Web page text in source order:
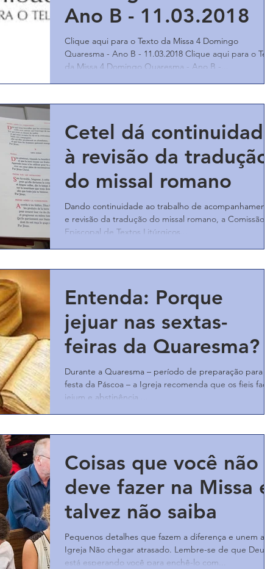
Ano B - 11.03.2018
Clique aqui para o Texto da Missa 4 Domingo
Quaresma - Ano B - 11.03.2018 Clique aqui para o
da Missa 4 Domingo Quaresma - Ano B -...
Cetel dá
à revisão da tradução
do missal romano
Dando continuidade ao trabalho de acompanhamento
e revisão da tradução do missal romano, a Comissão
Episcopal de Textos Litúrgicos...
Entenda: Porque
jejuar nas sextas-
feiras da Quaresma?
Durante a Quaresma – período de preparação para a
festa da Páscoa – a Igreja recomenda que os fieis
jejum e abstinência,...
Coisas que você não
deve fazer na Missa e
talvez não saiba
Pequenos detalhes que fazem a diferença e unem a
Igreja Não chegar atrasado. Lembre-se de que Deus
está esperando você para enchê-lo com...